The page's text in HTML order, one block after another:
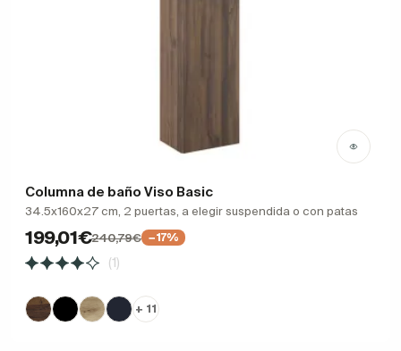
Columna de baño Viso Basic
34.5x160x27 cm, 2 puertas, a elegir suspendida o con patas
199,01€240,79€ −17%
(1)
+ 11